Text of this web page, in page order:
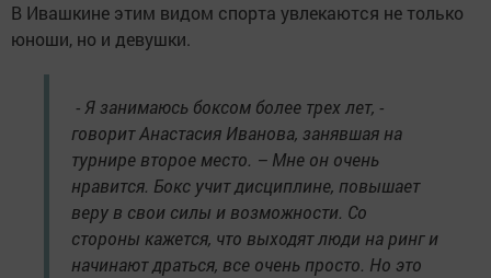
В Ивашкине этим видом спорта увлекаются не только
юноши, но и девушки.
- Я занимаюсь боксом более трех лет, -
говорит Анастасия Иванова, занявшая на
турнире второе место. – Мне он очень
нравится. Бокс учит дисциплине, повышает
веру в свои силы и возможности. Со
стороны кажется, что выходят люди на ринг и
начинают драться, все очень просто. Но это